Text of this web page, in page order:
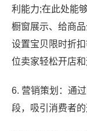
利能力;在此处能
橱窗展示、给商
设置宝贝限时折
位卖家轻松开店
6. 营销策划：通
段，吸引消费者